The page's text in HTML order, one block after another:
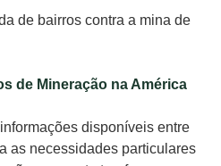
de bairros contra a mina de
de Mineração na América
disponíveis entre
as necessidades particulares